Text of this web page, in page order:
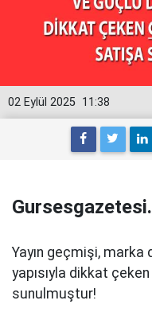
11:38
02 Eylül 2025
Yayın geçmişi,
yapısıyla dikkat
sunulmuştur!